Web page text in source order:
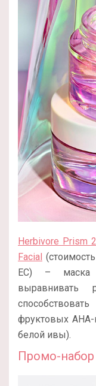
Herbivore Prism
Facial
ЕС) – маска
выравнивать
фруктовых AHA-
белой ивы).
Промо-набор